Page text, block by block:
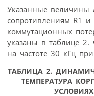
Указанные величины
сопротивлениям R1
коммутационных
указаны в таблице
на частоте 30 кГц
ТАБЛИЦА 2.
ТЕМПЕРАТУРА